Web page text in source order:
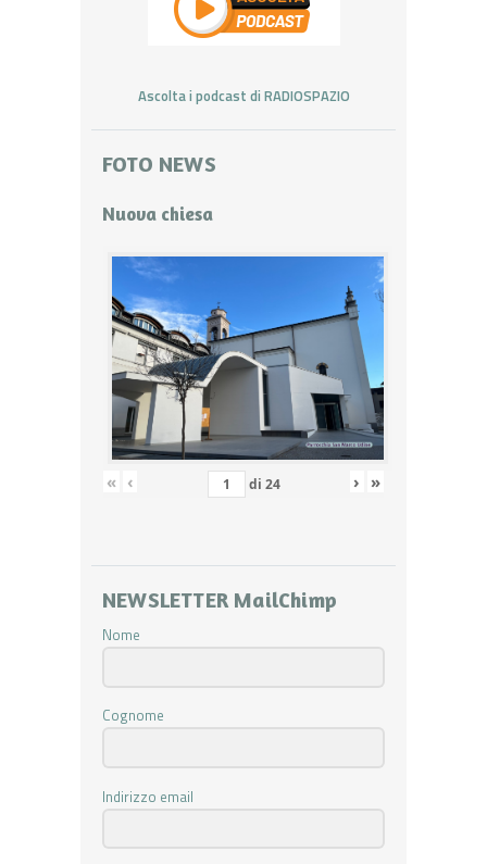
Ascolta i podcast di RADIOSPAZIO
FOTO NEWS
Nuova chiesa
« ‹ di 24 › »
NEWSLETTER MailChimp
Nome
Cognome
Indirizzo email